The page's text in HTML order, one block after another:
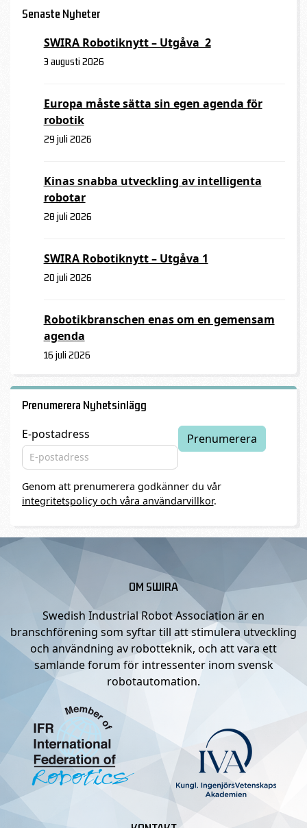
Senaste Nyheter
SWIRA Robotiknytt – Utgåva 2
3 augusti 2026
Europa måste sätta sin egen agenda för
robotik
29 juli 2026
Kinas snabba utveckling av intelligenta
robotar
28 juli 2026
SWIRA Robotiknytt – Utgåva 1
20 juli 2026
Robotikbranschen enas om en gemensam
agenda
16 juli 2026
Prenumerera Nyhetsinlägg
E-postadress
Genom att prenumerera godkänner du vår
integritetspolicy och våra användarvillkor.
OM SWIRA
Swedish Industrial Robot Association är en
branschförening som syftar till att stimulera utveckling
och användning av robotteknik, och att vara ett
samlande forum för intressenter inom svensk
robotautomation.